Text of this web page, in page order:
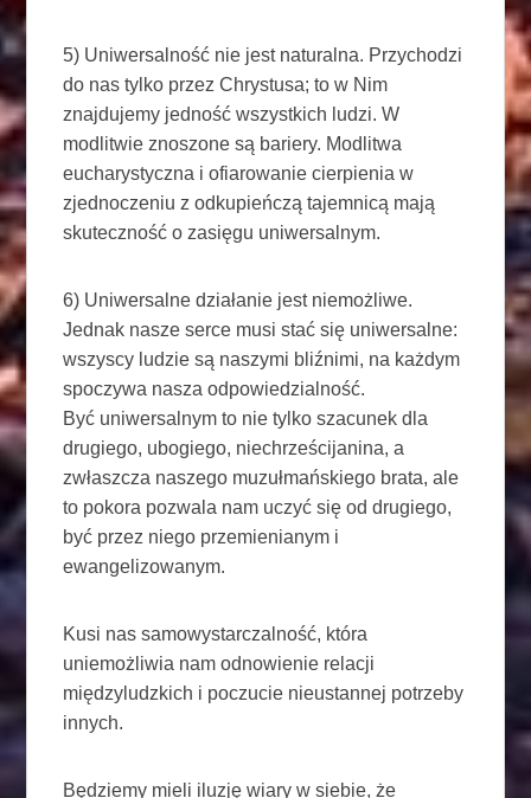
5) Uniwersalność nie jest naturalna. Przychodzi
do nas tylko przez Chrystusa; to w Nim
znajdujemy jedność wszystkich ludzi. W
modlitwie znoszone są bariery. Modlitwa
eucharystyczna i ofiarowanie cierpienia w
zjednoczeniu z odkupieńczą tajemnicą mają
skuteczność o zasięgu uniwersalnym.
6) Uniwersalne działanie jest niemożliwe.
Jednak nasze serce musi stać się uniwersalne:
wszyscy ludzie są naszymi bliźnimi, na każdym
spoczywa nasza odpowiedzialność.
Być uniwersalnym to nie tylko szacunek dla
drugiego, ubogiego, niechrześcijanina, a
zwłaszcza naszego muzułmańskiego brata, ale
to pokora pozwala nam uczyć się od drugiego,
być przez niego przemienianym i
ewangelizowanym.
Kusi nas samowystarczalność, która
uniemożliwia nam odnowienie relacji
międzyludzkich i poczucie nieustannej potrzeby
innych.
Będziemy mieli iluzję wiary w siebie, że